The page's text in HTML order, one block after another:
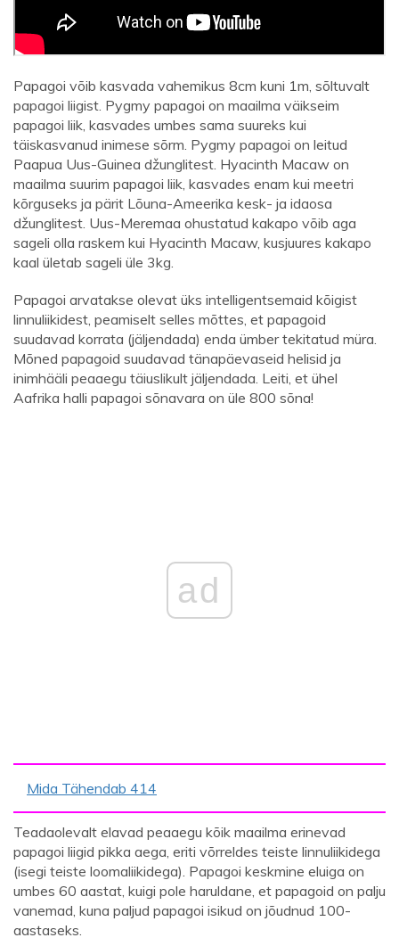
Papagoi võib kasvada vahemikus 8cm kuni 1m, sõltuvalt
papagoi liigist. Pygmy papagoi on maailma väikseim
papagoi liik, kasvades umbes sama suureks kui
täiskasvanud inimese sõrm. Pygmy papagoi on leitud
Paapua Uus-Guinea džunglitest. Hyacinth Macaw on
maailma suurim papagoi liik, kasvades enam kui meetri
kõrguseks ja pärit Lõuna-Ameerika kesk- ja idaosa
džunglitest. Uus-Meremaa ohustatud kakapo võib aga
sageli olla raskem kui Hyacinth Macaw, kusjuures kakapo
kaal ületab sageli üle 3kg.
Papagoi arvatakse olevat üks intelligentsemaid kõigist
linnuliikidest, peamiselt selles mõttes, et papagoid
suudavad korrata (jäljendada) enda ümber tekitatud müra.
Mõned papagoid suudavad tänapäevaseid helisid ja
inimhääli peaaegu täiuslikult jäljendada. Leiti, et ühel
Aafrika halli papagoi sõnavara on üle 800 sõna!
ad
Mida Tähendab 414
Teadaolevalt elavad peaaegu kõik maailma erinevad
papagoi liigid pikka aega, eriti võrreldes teiste linnuliikidega
(isegi teiste loomaliikidega). Papagoi keskmine eluiga on
umbes 60 aastat, kuigi pole haruldane, et papagoid on palju
vanemad, kuna paljud papagoi isikud on jõudnud 100-
aastaseks.